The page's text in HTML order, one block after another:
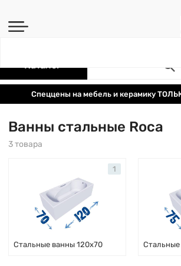
Каталог
Спеццены на мебель и керамику
Ванны стальные Roca
3 товара
Стальные ванны 120x70
1
Стальные